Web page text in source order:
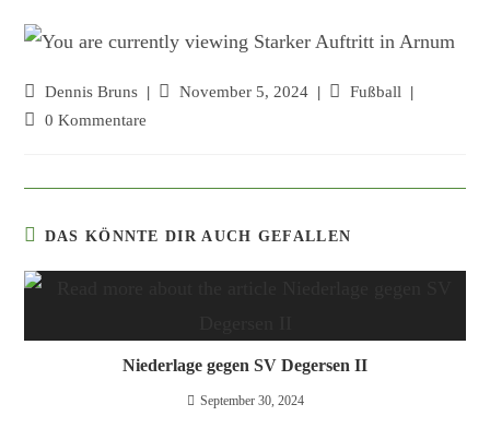
Beitrags-
Autor:
Dennis Bruns
Beitrag
November 5, 2024
Beitrags-
Fußball
Beitrags-
0 Kommentare
DAS KÖNNTE DIR AUCH GEFALLEN
Niederlage gegen SV Degersen II
September 30, 2024